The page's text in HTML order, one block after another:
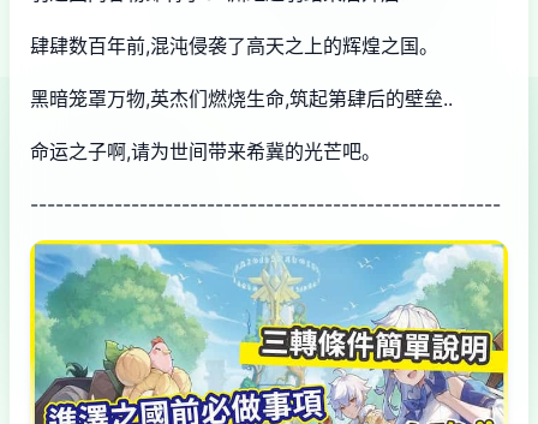
肆肆数百年前,混沌侵袭了高天之上的辉煌之国。
黑暗笼罩万物,英杰们燃烧生命,筑起第肆后的壁垒..
命运之子啊,请为世间带来希冀的光芒吧。
--------------------------------------------------------